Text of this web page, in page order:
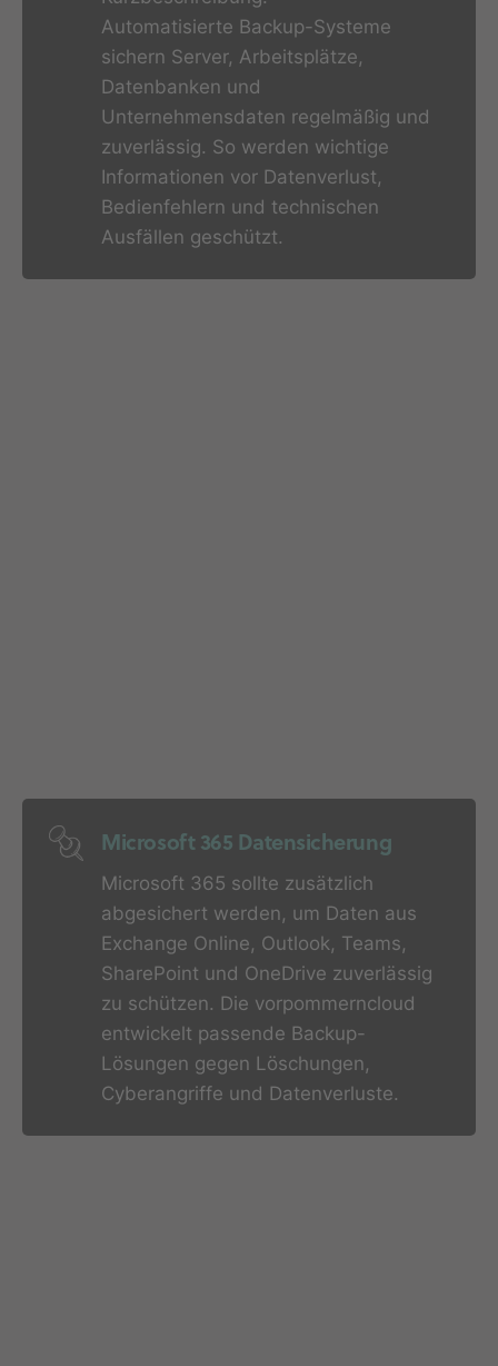
Automatisierte Backup-Systeme
sichern Server, Arbeitsplätze,
Datenbanken und
Unternehmensdaten regelmäßig und
zuverlässig. So werden wichtige
Informationen vor Datenverlust,
Bedienfehlern und technischen
Ausfällen geschützt.
Microsoft 365 Datensicherung
Microsoft 365 sollte zusätzlich
abgesichert werden, um Daten aus
Exchange Online, Outlook, Teams,
SharePoint und OneDrive zuverlässig
zu schützen. Die vorpommerncloud
entwickelt passende Backup-
Lösungen gegen Löschungen,
Cyberangriffe und Datenverluste.